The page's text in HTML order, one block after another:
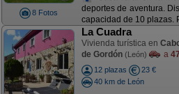
8 Fotos
deportes de aventura.
capacidad de 10 plazas.
La Cuadra
Vivienda turística en
de Gordón (León) a
12 plazas
23 €
40 km de León